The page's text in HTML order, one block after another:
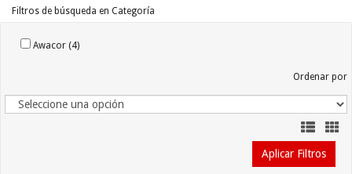
Filtros de búsqueda en Categoría
Awacor (4)
Ordenar por